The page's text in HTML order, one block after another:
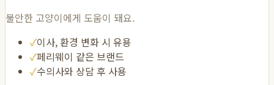
불안한 고양이에게 도움이 돼요.
✓이사, 환경 변화 시 유용
✓페리웨이 같은 브랜드
✓수의사와 상담 후 사용